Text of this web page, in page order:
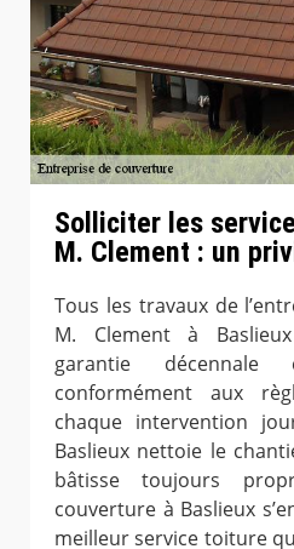
Solliciter les
M. Clement : un
Tous les travaux de
M. Clement à
garantie
conformément aux
chaque intervention
Baslieux nettoie le
bâtisse toujours
couverture à Baslieux
meilleur service toiture